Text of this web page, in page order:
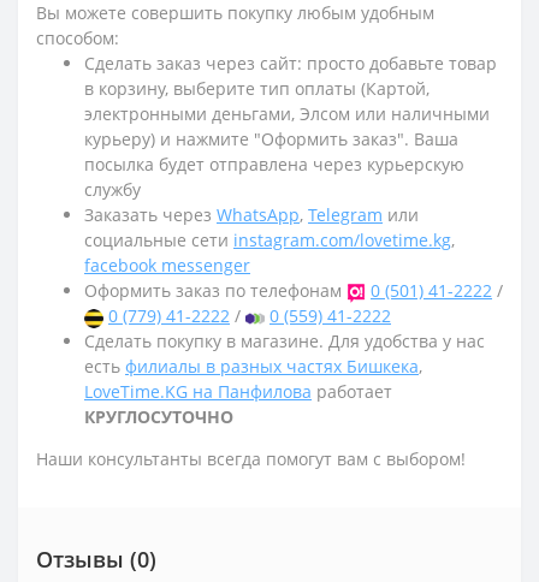
Вы можете совершить покупку любым удобным
способом:
Сделать заказ через сайт: просто добавьте товар
в корзину, выберите тип оплаты (Картой,
электронными деньгами, Элсом или наличными
курьеру) и нажмите "Оформить заказ". Ваша
посылка будет отправлена через курьерскую
службу
Заказать через WhatsApp, Telegram или
социальные сети instagram.com/lovetime.kg,
facebook messenger
Оформить заказ по телефонам
0 (501) 41-2222 /
0 (779) 41-2222 /
0 (559) 41-2222
Сделать покупку в магазине. Для удобства у нас
есть филиалы в разных частях Бишкека,
LoveTime.KG на Панфилова работает
КРУГЛОСУТОЧНО
Наши консультанты всегда помогут вам с выбором!
Отзывы (0)